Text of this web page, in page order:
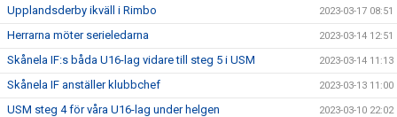
Upplandsderby ikväll i Rimbo 2023-03-17 08:51
Herrarna möter serieledarna 2023-03-14 12:51
Skånela IF:s båda U16-lag vidare till steg 5 i USM 2023-03-14 11:13
Skånela IF anställer klubbchef 2023-03-13 11:00
USM steg 4 för våra U16-lag under helgen 2023-03-10 22:02